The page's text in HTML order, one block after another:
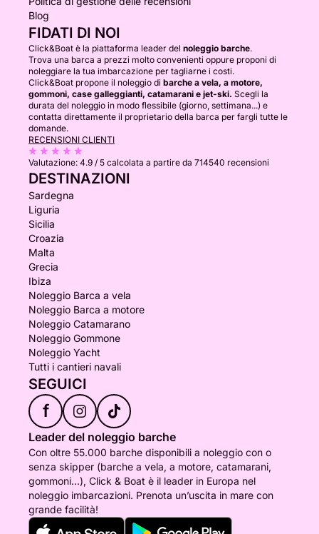
Blog
FIDATI DI NOI
Click&Boat è la piattaforma leader del noleggio barche.
Trova una barca a prezzi molto convenienti oppure proponi di
noleggiare la tua imbarcazione per tagliarne i costi.
Click&Boat propone il noleggio di barche a vela, a motore,
gommoni, case galleggianti, catamarani e jet-ski. Scegli la
durata del noleggio in modo flessibile (giorno, settimana...) e
contatta direttamente il proprietario della barca per fargli tutte le
domande.
RECENSIONI CLIENTI
Valutazione: 4.9 / 5 calcolata a partire da 714540 recensioni
DESTINAZIONI
Sardegna
Liguria
Sicilia
Croazia
Malta
Grecia
Ibiza
Noleggio Barca a vela
Noleggio Barca a motore
Noleggio Catamarano
Noleggio Gommone
Noleggio Yacht
Tutti i cantieri navali
SEGUICI
f
Leader del noleggio barche
Con oltre 55.000 barche disponibili a noleggio con o
senza skipper (barche a vela, a motore, catamarani,
gommoni...), Click & Boat è il leader in Europa nel
noleggio imbarcazioni. Prenota un’uscita in mare con
grande facilità!